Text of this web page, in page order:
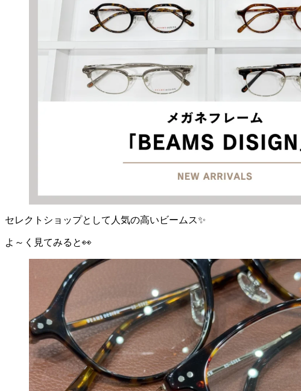
セレクトショップとして人気の高いビームス✨
よ～く見てみると👀